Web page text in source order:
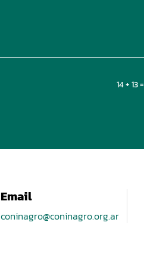
14 + 13=
Email
coninagro@coninagro.org.ar